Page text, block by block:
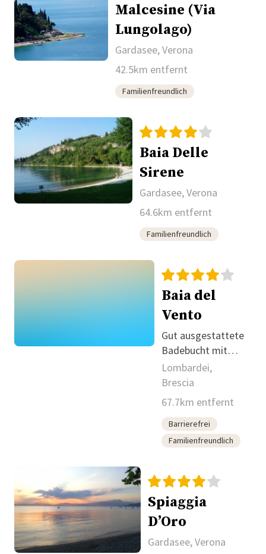
Malcesine (Via
Lungolago)
Gardasee, Verona
42.5km entfernt
Familienfreundlich
Baia Delle
Sirene
Gardasee, Verona
64.6km entfernt
Familienfreundlich
Baia del
Vento
Gut ausgestattete
Badebucht mit
Blick auf die Isola
del Garda.
Lombardei,
Brescia
67.7km entfernt
Barrierefrei
Familienfreundlich
Spiaggia
D’Oro
Gardasee, Verona